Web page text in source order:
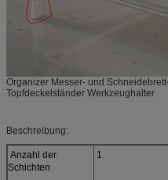
Organizer Messer- und
Topfdeckelständer Werkzeughalter
Beschreibung:
Anzahl der
Schichten
1